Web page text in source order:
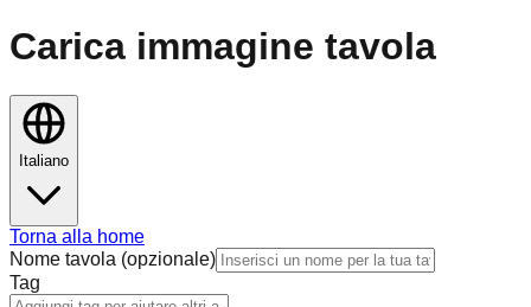
Carica immagine tavola
Italiano
Torna alla home
Nome tavola (opzionale)
Tag